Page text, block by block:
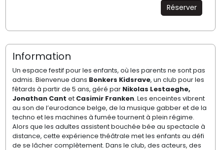
Réserver
Information
Un espace festif pour les enfants, où les parents ne sont pas
admis. Bienvenue dans Bonkers Kidsrave, un club pour les
fêtards à partir de 5 ans, géré par Nikolas Lestaeghe,
Jonathan Cant et Casimir Franken. Les enceintes vibrent
au son de l’eurodance belge, de la musique gabber et de la
techno et les machines à fumée tournent à plein régime.
Alors que les adultes assistent bouchée bée au spectacle à
distance, cette expérience théâtrale met les enfants au défi
de se lâcher complètement. Dans le club, des acteurs, des